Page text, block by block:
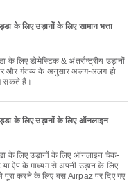
के लिए उड़ानों के लिए सामान भत्ता
और गंतव्य के अनुसार अलग-अलग हो
सकते हैं।
के लिए उड़ानों के लिए ऑनलाइन
ऐप के माध्यम से अपनी उड़ान के लिए
करने के लिए बस Airpaz पर दिए गए